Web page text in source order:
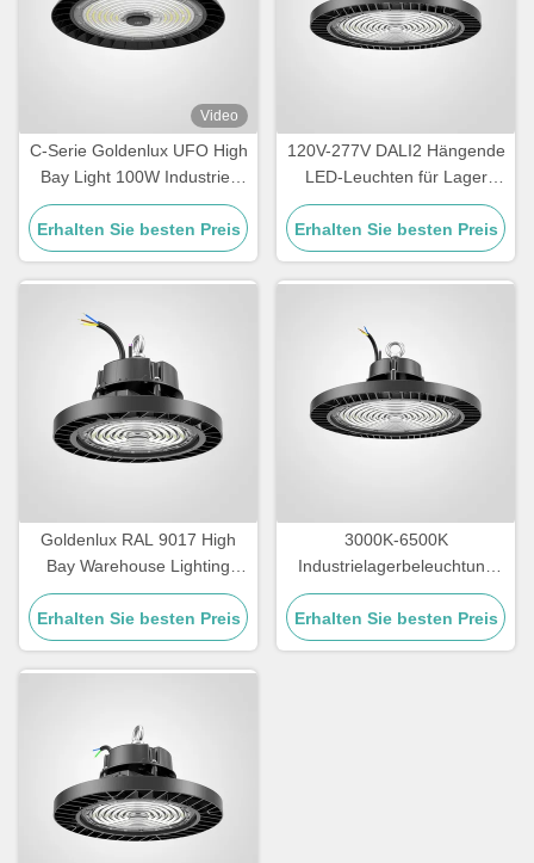
Video
C-Serie Goldenlux UFO High
Bay Light 100W Industrie-
High Bay Led-Leuchten
Erhalten Sie besten Preis
120V-277V DALI2 Hängende
LED-Leuchten für Lager
IP65 Wasserdicht
Erhalten Sie besten Preis
Goldenlux RAL 9017 High
Bay Warehouse Lighting
SMD2835 Industrielle High
Bay Leuchten
Erhalten Sie besten Preis
3000K-6500K
Industrielagerbeleuchtung
IK09 Beurteilung LED
Hochbuchtenbeleuchtung
Erhalten Sie besten Preis